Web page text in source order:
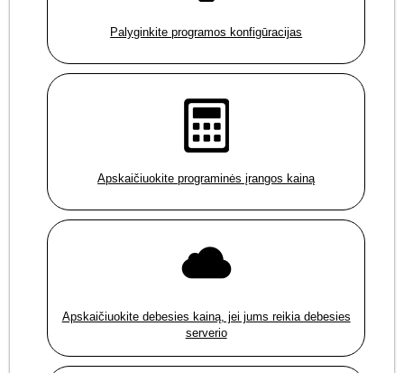
Palyginkite programos konfigūracijas
Apskaičiuokite programinės įrangos kainą
Apskaičiuokite debesies kainą, jei jums reikia debesies
serverio